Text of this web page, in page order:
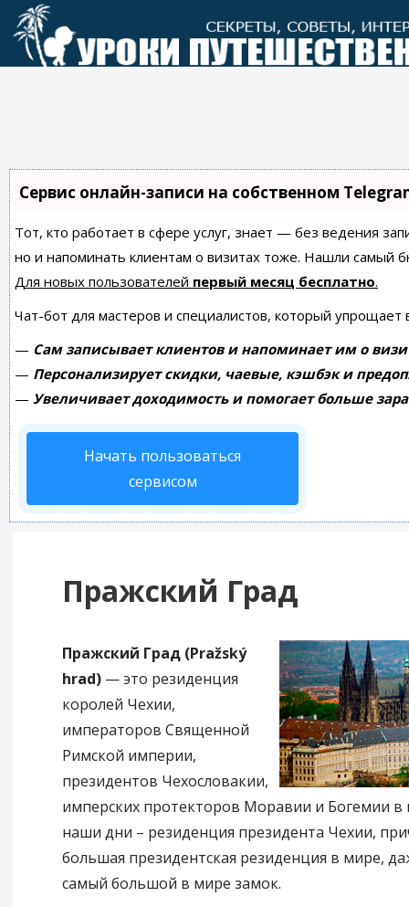
Перейти
контенту
Сервис онлайн-записи на собственном
Тот, кто работает в сфере услуг, знает — без ведения
но и напоминать клиентам о визитах тоже. Нашли самый
Для новых пользователей первый месяц бесплатно.
Чат-бот для мастеров и специалистов, который упрощает
— Сам записывает клиентов и напоминает им о
— Персонализирует скидки, чаевые, кэшбэк и
— Увеличивает доходимость и помогает больше
Начать пользоваться
сервисом
Пражский Град
Пражский Град (Pražský
hrad)— это резиденция
королей Чехии,
императоров Священной
Римской империи,
президентов Чехословакии,
имперских протекторов Моравии и Богемии
наши дни – резиденция президента Чехии,
большая президентская резиденция в мире,
самый большой в мире замок.